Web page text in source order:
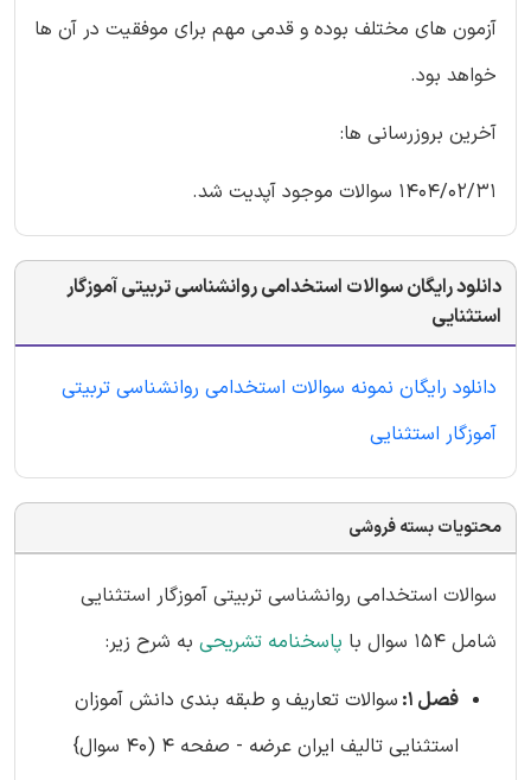
آزمون های مختلف بوده و قدمی مهم برای موفقیت در آن ها
خواهد بود.
آخرین بروزرسانی ها:
1404/02/31 سوالات موجود آپدیت شد.
دانلود رایگان سوالات استخدامی روانشناسی تربیتی آموزگار
استثنایی
دانلود رایگان نمونه سوالات استخدامی روانشناسی تربیتی
آموزگار استثنایی
محتویات بسته فروشی
سوالات استخدامی روانشناسی تربیتی آموزگار استثنایی
شامل 154 سوال با
پاسخنامه تشریحی به شرح زیر:
فصل 1:
سوالات تعاریف و طبقه بندی دانش آموزان
استثنایی تالیف ایران عرضه - صفحه 4 (40 سوال}